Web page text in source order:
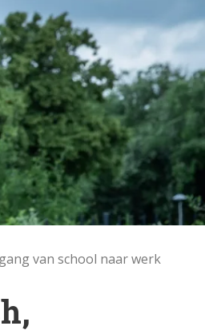
van school naar werk